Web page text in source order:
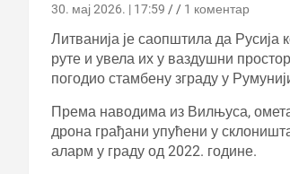
30. мај 2026. | 17:59 1 коментар
Литванија је саопштила да Русија
руте и увела их у ваздушни
погодио стамбену зграду у
Према наводима из Вилњуса,
дрона грађани упућени у
аларм у граду од 2022. године.